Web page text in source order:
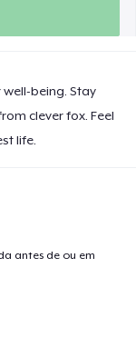
being. Stay
clever fox. Feel
life.
antes de ou em